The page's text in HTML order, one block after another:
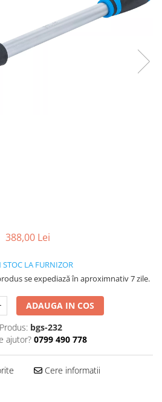
388,00 Lei
STOC LA FURNIZOR
se expediază în aproximnativ 7 zile.
ADAUGA IN COS
bgs-232
ajutor? 0799 490 778
Cere informatii